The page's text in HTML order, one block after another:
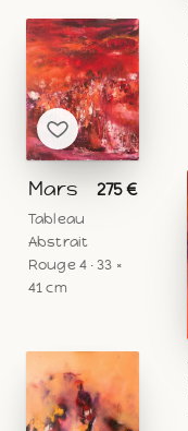
Mars 275 €
Tableau
Abstrait
Rouge 4 · 33 ×
41 cm